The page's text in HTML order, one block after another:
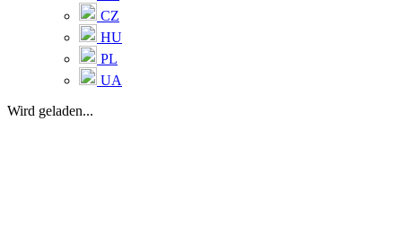
CZ
HU
PL
UA
Wird geladen...